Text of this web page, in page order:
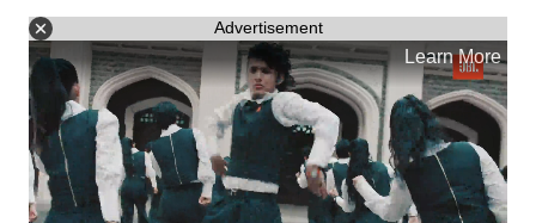
Advertisement